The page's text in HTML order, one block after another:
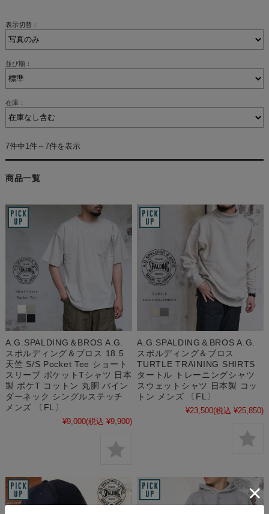
表示切替：
並び順：
在庫：
7件中1件～7件を表示
商品一覧
A.G.SPALDING＆BROS A.G.
スポルディング＆ブロス 18.5
天竺 S/S Pocket Tee ショート
スリーブ ポケットTシャツ 日本
製 ポケT コットン 丸胴 バイン
ダーネック シングルステッチ
メンズ 〔FL〕
¥9,000(税込 ¥9,900)
A.G.SPALDING＆BROS A.G.
スポルディング＆ブロス
TURTLE TRAINING SHIRTS
タートル トレーニングシャツ
スウェットシャツ 日本製 コッ
トン メンズ 〔FL〕
¥23,500(税込 ¥25,850)